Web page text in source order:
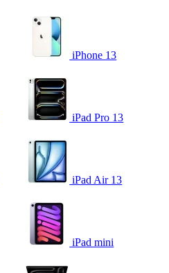
iPhone 13
iPad Pro 13
iPad Air 13
iPad mini